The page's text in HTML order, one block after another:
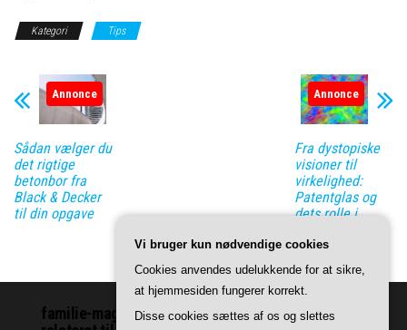
Kategori Tips
Annonce
Sådan vælger du
det rigtige
betonbor fra
Black & Decker
til din opgave
Annonce
Fra dystopiske
visioner til
virkelighed:
Patentglas og
dets rolle i
teknologier
familie-magasinet.dk | Vi leverer indhold om ting
Vi bruger kun nødvendige cookies
Cookies anvendes udelukkende for at sikre,
at hjemmesiden fungerer korrekt.
Disse cookies sættes af os og slettes